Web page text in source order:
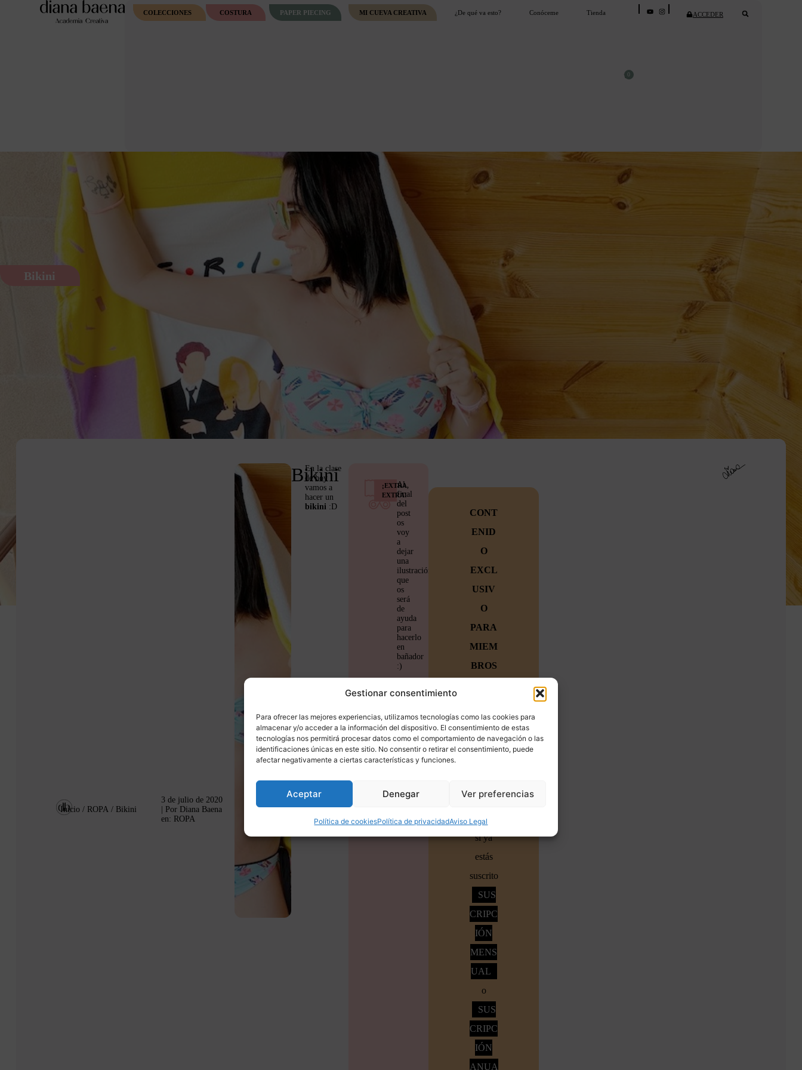
Gestionar consentimiento
Para ofrecer las mejores experiencias, utilizamos tecnologías como las cookies para
almacenar y/o acceder a la información del dispositivo. El consentimiento de estas
tecnologías nos permitirá procesar datos como el comportamiento de navegación o las
identificaciones únicas en este sitio. No consentir o retirar el consentimiento, puede
afectar negativamente a ciertas características y funciones.
Aceptar Denegar Ver preferencias
Política de cookiesPolítica de privacidadAviso Legal
COLECCIONES COSTURA PAPER PIECING MI CUEVA CREATIVA ¿De qué va esto? Conóceme Tienda ACCEDER
Bikini
Inicio / ROPA / Bikini
3 de julio de 2020
| Por Diana Baena
en: ROPA
Bikini
En la clase
de hoy
vamos a
hacer un
bikini :D
¡EXTRA,
EXTRA!
Al
final
del
post
os
voy
a
dejar
una
ilustración
que
os
será
de
ayuda
para
hacerlo
en
bañador
:)
CONT
ENID
O
EXCL
USIV
O
PARA
MIEM
BROS
familia
y
crear
Accede
si ya
estás
suscrito
SUS
CRIPC
IÓN
MENS
UAL
o
SUS
CRIPC
IÓN
ANUA